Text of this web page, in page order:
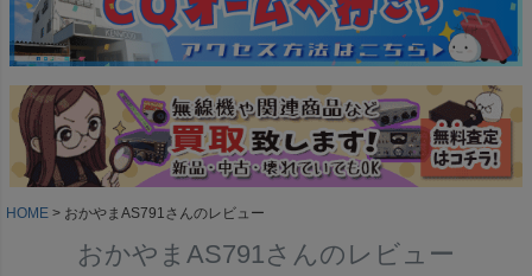
HOME おかやまAS791さんのレビュー
おかやまAS791さんのレビュー